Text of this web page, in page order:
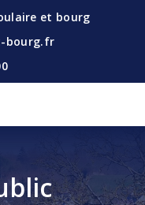
et bourg
bourg.fr